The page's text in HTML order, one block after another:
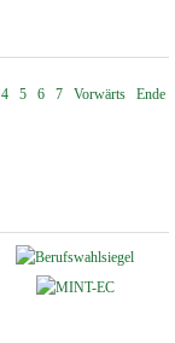
4 5 6 7 Vorwärts Ende